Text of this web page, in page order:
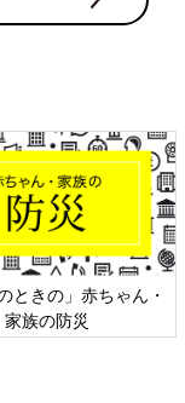
ときの」赤ちゃん・
家族の防災